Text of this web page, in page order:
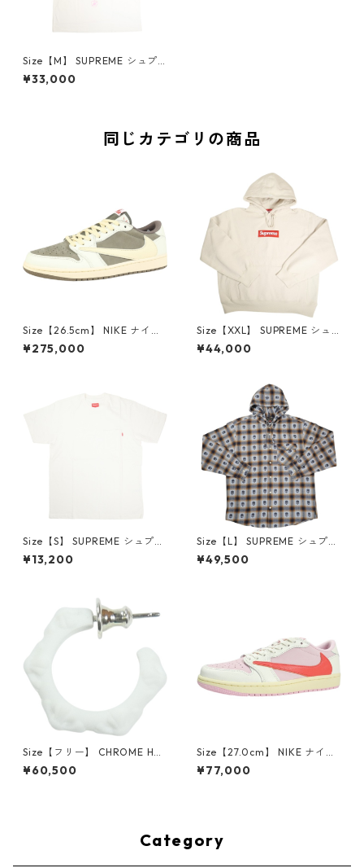
Size【M】 SUPREME シュプ
リーム 25SS Announcing Tee
White Tシャツ 白 【新古品・
¥33,000
同じカテゴリの商品
Size【26.5cm】 NIKE ナイキ
×Travis Scott AIR JORDAN 1
LOW Reverse Mocha DM786
¥275,000
Size【XXL】 SUPREME シュ
プリーム 24AW Box Logo Ho
oded Sweatshirt Stone ボッ
¥44,000
Size【S】 SUPREME シュプリ
ーム S/S Pocket Tee White T
シャツ 白 【新古品・未使用
¥13,200
Size【L】 SUPREME シュプリ
ーム ×Number (N)ine 25FW
Hooded Flannel Shirt Blue
¥49,500
Size【フリー】 CHROME HEA
RTS クロム・ハーツ CH Cross
SINGLE Hoop Earring WHITE
¥60,500
Size【27.0cm】 NIKE ナイキ
×Travis Scott AIR JORDAN 1
LOW OG SP Muslin/Shy Pink
¥77,000
Category